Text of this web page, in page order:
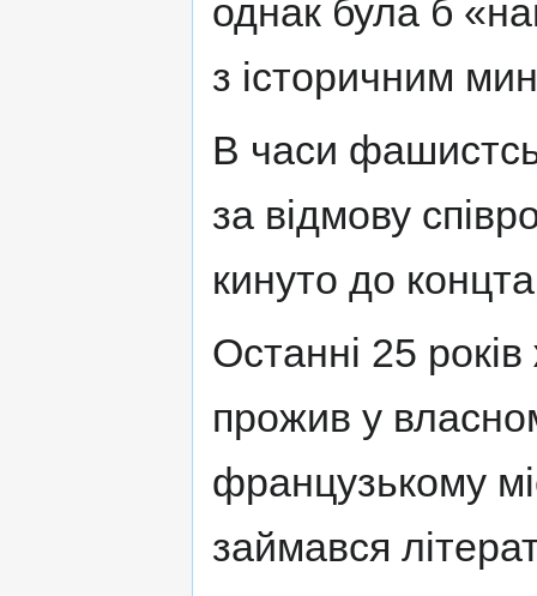
однак була б
з історичним
В часи
за відмову
кинуто до
Останні 25
прожив у
французькому
займався